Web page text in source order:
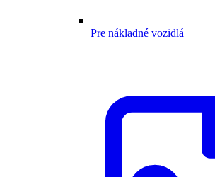
Pre nákladné vozidlá